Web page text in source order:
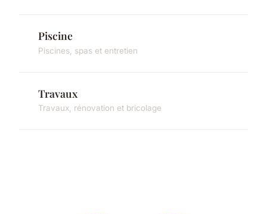
Piscine
Piscines, spas et entretien
Travaux
Travaux, rénovation et bricolage